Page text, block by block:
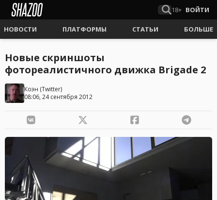
18+ ВОЙТИ
НОВОСТИ ПЛАТФОРМЫ СТАТЬИ БОЛЬШЕ
Новые скриншоты
фотореалистичного движка Brigade 2
Коэн (Twitter)
08:06, 24 сентября 2012